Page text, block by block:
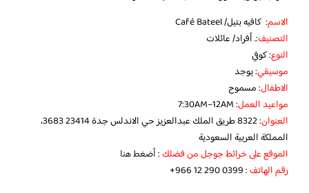
الاسم: كافيه بتيل/ Café Bateel
التصنيف:. أفراد/ عائلات
النوع: كوفي
موسيقي: يوجد
الاطفال: مسموح
مواعيد العمل: 7:30AM–12AM
العنوان
: 8322 طريق الملك عبدالعزيز حي الاندلس جدة 23414 3683،
المملكة العربية السعودية
الموقع على خرائط جوجل من فضلك :أضغط هنا
رقم الهاتف:‏ ‪‏‪‏‪‏‪+966 12 290 0399‬‏